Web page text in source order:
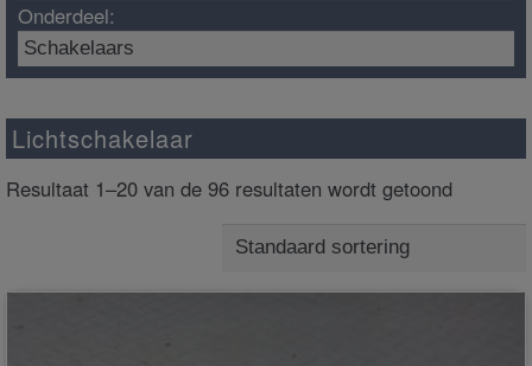
Onderdeel:
Lichtschakelaar
Resultaat 1–20 van de 96 resultaten wordt getoond